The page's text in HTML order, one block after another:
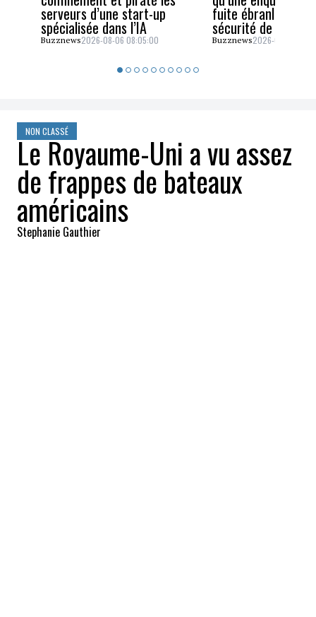
serveurs d’une start-up
spécialisée dans l’IA
Buzznews2026-08-06 08:05:00
fuite ébranle la
sécurité de JD
Buzznews2026-08-05
NON CLASSÉ
Le Royaume-Uni a vu assez
de frappes de bateaux
américains
Stephanie Gauthier